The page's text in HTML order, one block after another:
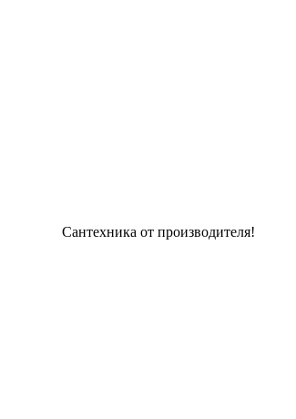
Сантехника от производителя!